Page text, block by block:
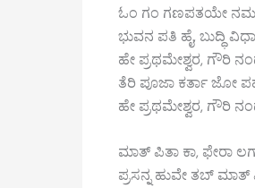
ಓಂ ಗಂ ಗಣಪತಯೇ
ಭುವನ ಪತಿ ಹೈ, ಬುದ್ಧಿ
ಹೇ ಪ್ರಥಮೇಶ್ವರ, ಗೌರಿ
ತೆರಿ ಪೂಜಾ ಕರ್ತಾ ಜೋ
ಹೇ ಪ್ರಥಮೇಶ್ವರ, ಗೌರಿ
ಮಾತ್ ಪಿತಾ ಕಾ, ಫೇರಾ
ಪ್ರಸನ್ನ ಹುವೇ ತಬ್